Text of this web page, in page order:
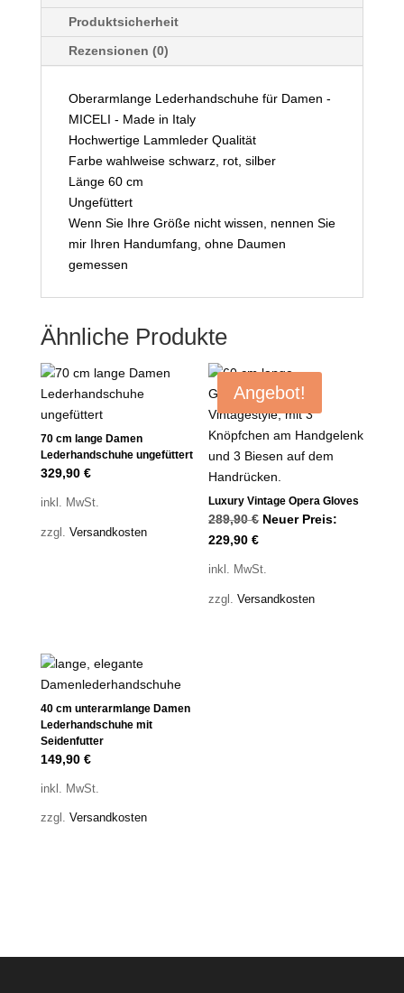
Produktsicherheit
Rezensionen (0)
Oberarmlange Lederhandschuhe für Damen -
MICELI - Made in Italy
Hochwertige Lammleder Qualität
Farbe wahlweise schwarz, rot, silber
Länge 60 cm
Ungefüttert
Wenn Sie Ihre Größe nicht wissen, nennen Sie
mir Ihren Handumfang, ohne Daumen
gemessen
Ähnliche Produkte
70 cm lange Damen
Lederhandschuhe ungefüttert
329,90 €
inkl. MwSt.
zzgl. Versandkosten
Angebot!
Luxury Vintage Opera Gloves
289,90€ Ursprünglicher
Neuer Preis:
229,90€Aktueller
229,90 €.
inkl. MwSt.
zzgl.Versandkosten
40 cm unterarmlange Damen
Lederhandschuhe mit
Seidenfutter
149,90 €
inkl. MwSt.
zzgl. Versandkosten